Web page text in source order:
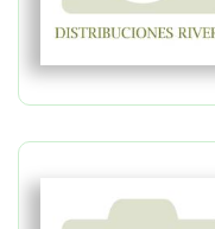
(1)
(3)
(3)
(2)